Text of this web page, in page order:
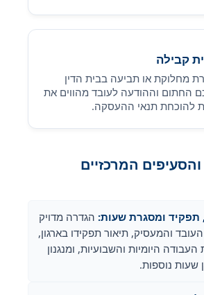
קבילה
מחלוקת או תביעה בבית הדין
החתום וההודעה לעובד מהווים את
להוכחת תנאי ההעסקה.
המרכזיים
תפקיד ומסגרת שעות: הגדרה מדויק
והמעסיק, תיאור תפקידו בארגון,
היומיות והשבועיות, ומנגנון
שעות נוספות.